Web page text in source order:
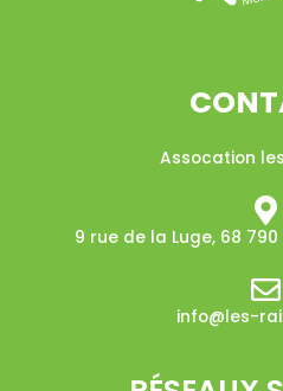
Assocation
9 rue de la Luge, 68
info@les-